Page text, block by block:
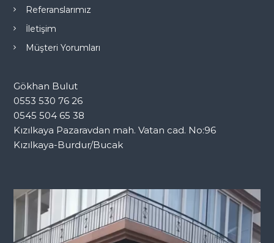
Referanslarımız
İletişim
Müşteri Yorumları
Gökhan Bulut
0553 530 76 26
0545 504 65 38
Kızılkaya Pazaravdan mah. Vatan cad. No:96
Kızılkaya-Burdur/Bucak
i